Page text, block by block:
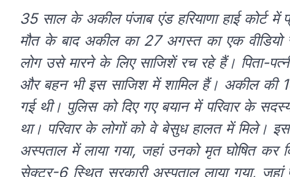
35 साल के अकील पंजाब एंड हरियाणा हाई
मौत के बाद अकील का 27 अगस्त का एक
लोग उसे मारने के लिए साजिशें रच रहे हैं। पिता-
और बहन भी इस साजिश में शामिल हैं। अकील की
गई थी। पुलिस को दिए गए बयान में परिवार के
था। परिवार के लोगों को वे बेसुध हालत में मिले।
अस्पताल में लाया गया, जहां उनको मृत घोषित कर
सेक्टर-6 स्थित सरकारी अस्पताल लाया गया, जहां